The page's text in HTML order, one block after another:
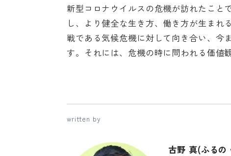
新型コロナウイルスの危機が訪れたこと
し、より健全な生き方、働き方が生まれ
戦である気候危機に対して向き合い、今
す。それには、危機の時に問われる価値
written by
古野 真(ふるの